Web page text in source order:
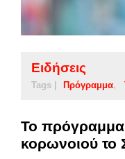
Ειδήσεις
Tags | Πρόγραμμα
Το πρόγραμμα
κορωνοιού το